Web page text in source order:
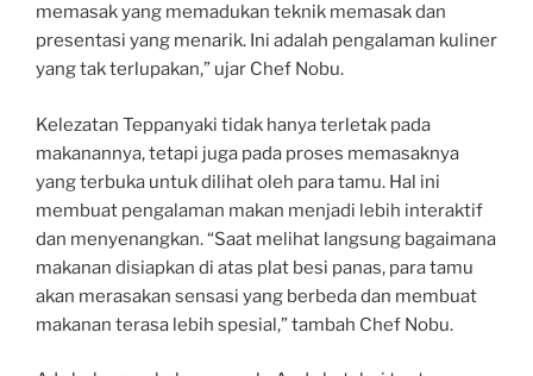
memasak yang memadukan teknik memasak dan
presentasi yang menarik. Ini adalah pengalaman kuliner
yang tak terlupakan,” ujar Chef Nobu.
Kelezatan Teppanyaki tidak hanya terletak pada
makanannya, tetapi juga pada proses memasaknya
yang terbuka untuk dilihat oleh para tamu. Hal ini
membuat pengalaman makan menjadi lebih interaktif
dan menyenangkan. “Saat melihat langsung bagaimana
makanan disiapkan di atas plat besi panas, para tamu
akan merasakan sensasi yang berbeda dan membuat
makanan terasa lebih spesial,” tambah Chef Nobu.